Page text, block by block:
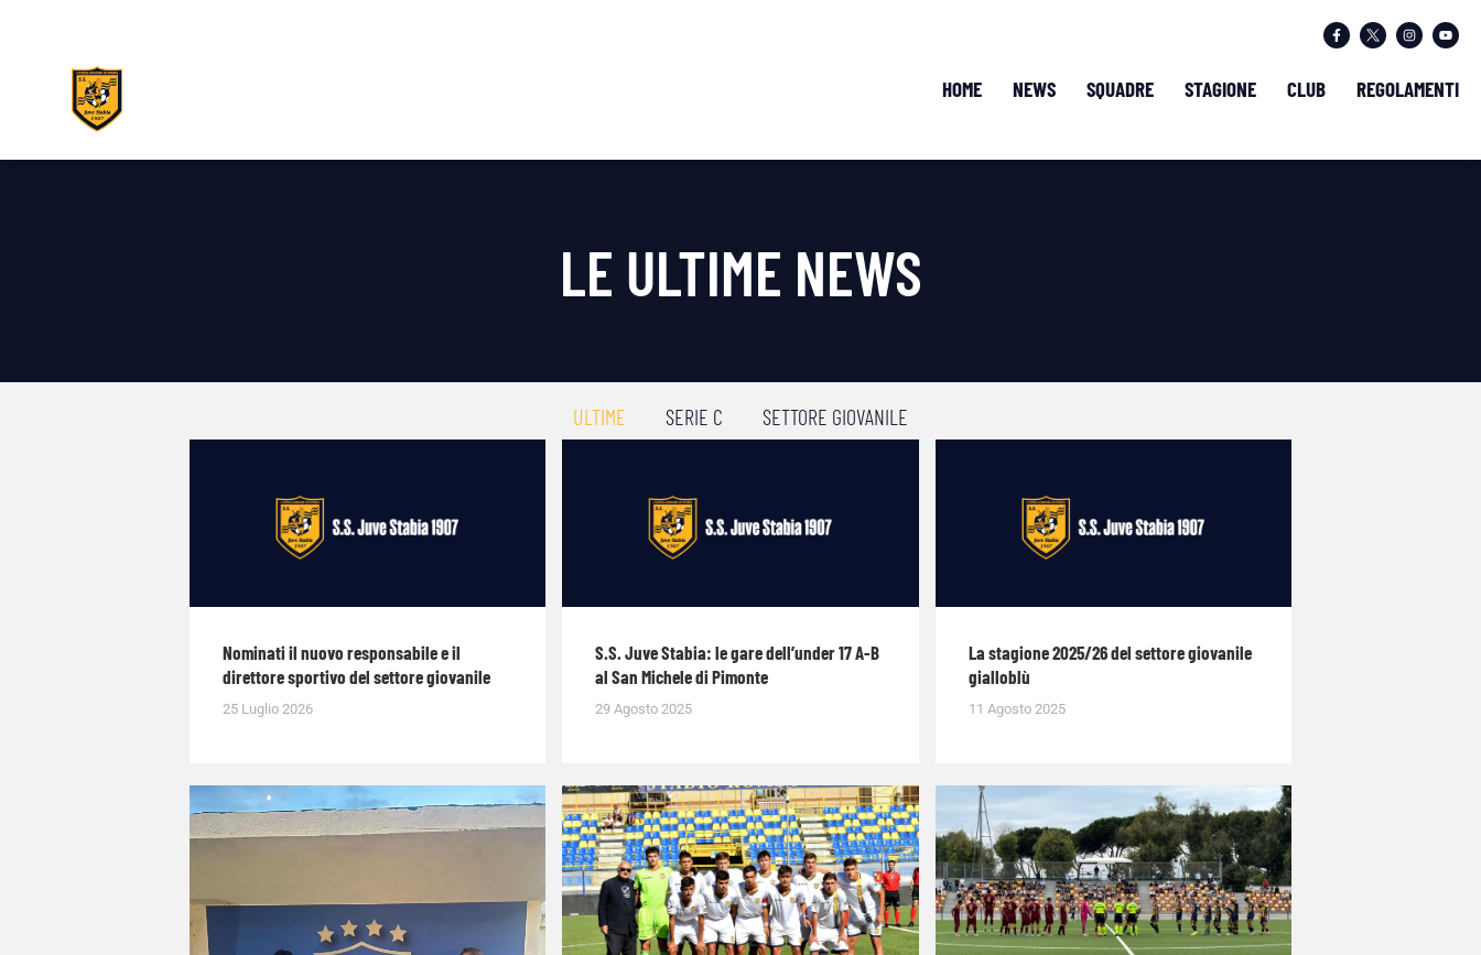
HOME NEWS SQUADRE STAGIONE CLUB REGOLAMENTI
LE ULTIME NEWS
ULTIME SERIE C SETTORE GIOVANILE
Nominati il nuovo responsabile e il
direttore sportivo del settore giovanile
25 Luglio 2026
S.S. Juve Stabia: le gare dell’under 17 A-B
al San Michele di Pimonte
29 Agosto 2025
La stagione 2025/26 del settore giovanile
gialloblù
11 Agosto 2025